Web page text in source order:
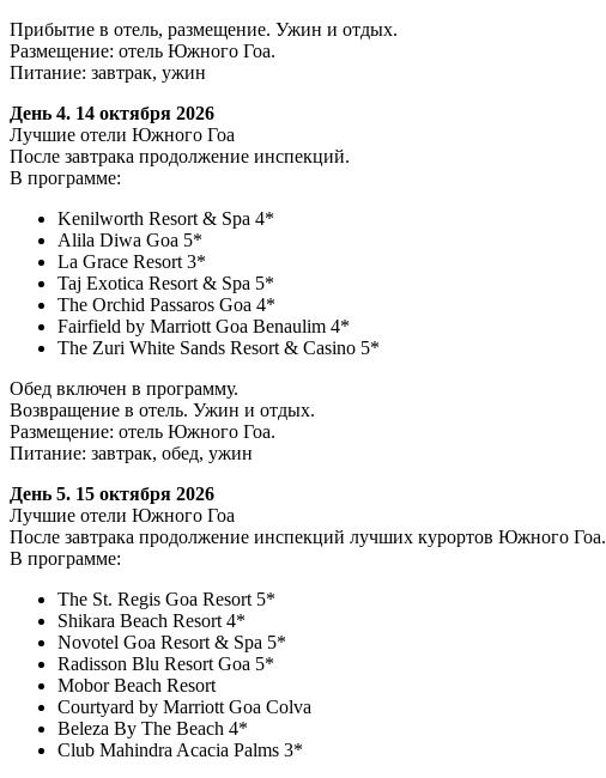
Прибытие в отель, размещение. Ужин и отдых.
Размещение: отель Южного Гоа.
Питание: завтрак, ужин
День 4. 14 октября 2026
Лучшие отели Южного Гоа
После завтрака продолжение инспекций.
В программе:
Kenilworth Resort & Spa 4*
Alila Diwa Goa 5*
La Grace Resort 3*
Taj Exotica Resort & Spa 5*
The Orchid Passaros Goa 4*
Fairfield by Marriott Goa Benaulim 4*
The Zuri White Sands Resort & Casino 5*
Обед включен в программу.
Возвращение в отель. Ужин и отдых.
Размещение: отель Южного Гоа.
Питание: завтрак, обед, ужин
День 5. 15 октября 2026
Лучшие отели Южного Гоа
После завтрака продолжение инспекций лучших курортов Южного Гоа.
В программе:
The St. Regis Goa Resort 5*
Shikara Beach Resort 4*
Novotel Goa Resort & Spa 5*
Radisson Blu Resort Goa 5*
Mobor Beach Resort
Courtyard by Marriott Goa Colva
Beleza By The Beach 4*
Club Mahindra Acacia Palms 3*